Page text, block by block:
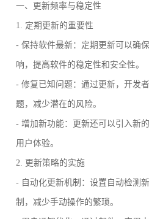
一、更新频率与稳定性
1. 定期更新的重要性
- 保持软件最新：定期更新可以确
响，提高软件的稳定性和安全性。
- 修复已知问题：通过更新，开发
题，减少潜在的风险。
- 增加新功能：更新还可以引入新
用户体验。
2. 更新策略的实施
- 自动化更新机制：设置自动检测
制，减少手动操作的繁琐。